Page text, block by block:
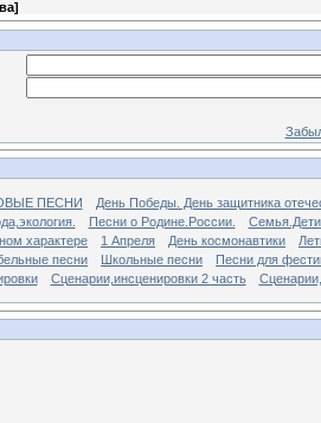
]
ПЕСНИ
День Победы. День защитника
Песни о Родине.России.
характере 1 Апреля День космонавтики
песни Школьные песни
Песни для
Сценарии,инсценировки 2 часть